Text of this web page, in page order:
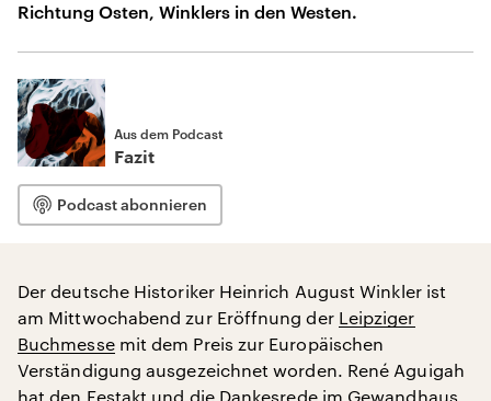
Richtung Osten, Winklers in den Westen.
Aus dem Podcast
Fazit
Podcast abonnieren
Der deutsche Historiker Heinrich August Winkler ist
am Mittwochabend zur Eröffnung der Leipziger
Buchmessemit dem Preis zur Europäischen
Verständigung ausgezeichnet worden. René Aguigah
hat den Festakt und die Dankesrede im Gewandhaus